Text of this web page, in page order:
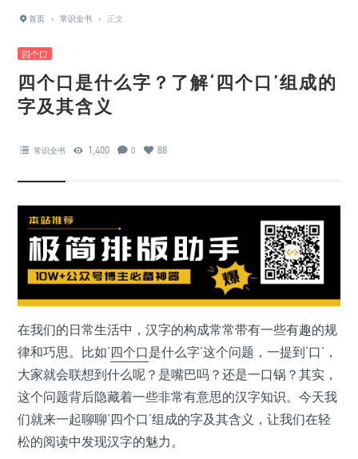
首页 › 常识全书 › 正文
四个口
四个口是什么字？了解‘四个口’组成的
字及其含义
常识全书 1,400 0 88
在我们的日常生活中，汉字的构成常常带有一些有趣的规
律和巧思。比如‘四个口是什么字’这个问题，一提到‘口’，
大家就会联想到什么呢？是嘴巴吗？还是一口锅？其实，
这个问题背后隐藏着一些非常有意思的汉字知识。今天我
们就来一起聊聊‘四个口’组成的字及其含义，让我们在轻
松的阅读中发现汉字的魅力。